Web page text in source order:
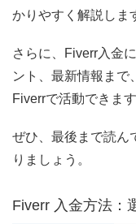
かりやすく解説しま
さらに、Fiverr入金
ント、最新情報まで
Fiverrで活動できます
ぜひ、最後まで読ん
りましょう。
Fiverr 入金方法：